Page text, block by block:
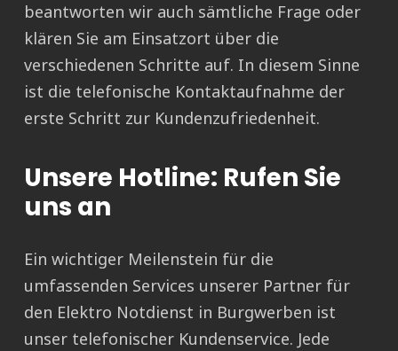
beantworten wir auch sämtliche Frage oder
klären Sie am Einsatzort über die
verschiedenen Schritte auf. In diesem Sinne
ist die telefonische Kontaktaufnahme der
erste Schritt zur Kundenzufriedenheit.
Unsere Hotline: Rufen Sie
uns an
Ein wichtiger Meilenstein für die
umfassenden Services unserer Partner für
den Elektro Notdienst in Burgwerben ist
unser telefonischer Kundenservice. Jede